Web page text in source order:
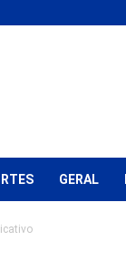
GERAL